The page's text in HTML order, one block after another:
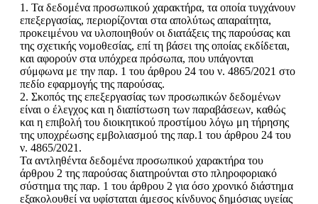
1. Τα δεδομένα προσωπικού χαρακτήρα, τα οποία τυγχάνουν
επεξεργασίας, περιορίζονται στα απολύτως απαραίτητα,
προκειμένου να υλοποιηθούν οι διατάξεις της παρούσας και
της σχετικής νομοθεσίας, επί τη βάσει της οποίας εκδίδεται,
και αφορούν στα υπόχρεα πρόσωπα, που υπάγονται
σύμφωνα με την παρ. 1 του άρθρου 24 του ν. 4865/2021 στο
πεδίο εφαρμογής της παρούσας.
2. Σκοπός της επεξεργασίας των προσωπικών δεδομένων
είναι ο έλεγχος και η διαπίστωση των παραβάσεων, καθώς
και η επιβολή του διοικητικού προστίμου λόγω μη τήρησης
της υποχρέωσης εμβολιασμού της παρ.1 του άρθρου 24 του
ν. 4865/2021.
Τα αντληθέντα δεδομένα προσωπικού χαρακτήρα του
άρθρου 2 της παρούσας διατηρούνται στο πληροφοριακό
σύστημα της παρ. 1 του άρθρου 2 για όσο χρονικό διάστημα
εξακολουθεί να υφίσταται άμεσος κίνδυνος δημόσιας υγείας